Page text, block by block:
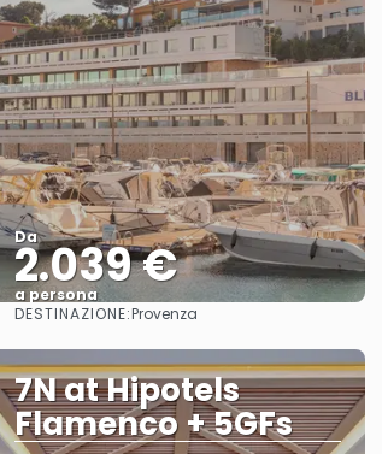
Da
2.039 €
a persona
Vedere
DESTINAZIONE:Provenza
7N at Hipotels
Flamenco + 5GFs